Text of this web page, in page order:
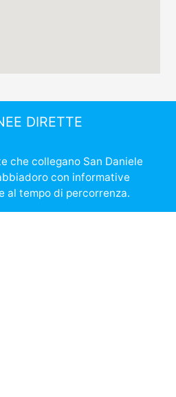
DIRETTE
che collegano San Daniele
con informative
al tempo di percorrenza.